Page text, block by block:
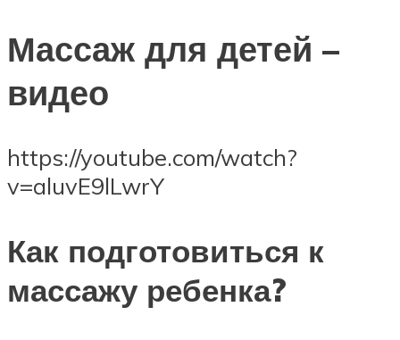
Массаж для детей –
видео
https://youtube.com/watch?
v=aluvE9lLwrY
Как подготовиться к
массажу ребенка?